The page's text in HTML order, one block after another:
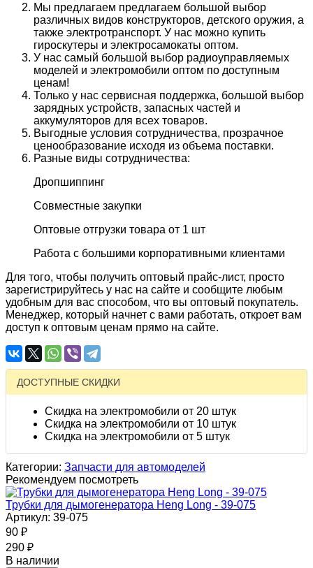
Мы предлагаем предлагаем большой выбор
различных видов конструкторов, детского оружия, а
также электротранспорт. У нас можно купить
гироскутеры и электросамокаты оптом.
У нас самый большой выбор радиоуправляемых
моделей и электромобили оптом по доступным
ценам!
Только у нас сервисная поддержка, большой выбор
зарядных устройств, запасных частей и
аккумуляторов для всех товаров.
Выгодные условия сотрудничества, прозрачное
ценообразование исходя из объема поставки.
Разные виды сотрудничества:
Дропшиппинг
Совместные закупки
Оптовые отгрузки товара от 1 шт
Работа с большими корпоративными клиентами
Для того, чтобы получить оптовый прайс-лист, просто
зарегистрируйтесь у нас на сайте и сообщите любым
удобным для вас способом, что вы оптовый покупатель.
Менеджер, который начнет с вами работать, откроет вам
доступ к оптовым ценам прямо на сайте.
ДОСТУПНЫЕ СКИДКИ
Скидка на электромобили от 20 штук
Скидка на электромобили от 10 штук
Скидка на электромобили от 5 штук
Категории: Запчасти для автомоделей
Рекомендуем посмотреть
Трубки для дымогенератора Heng Long - 39-075
Артикул: 39-075
90 ₽
290 ₽
В наличии